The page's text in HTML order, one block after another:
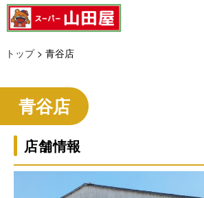
トップ> 青谷店
青谷店
店舗情報